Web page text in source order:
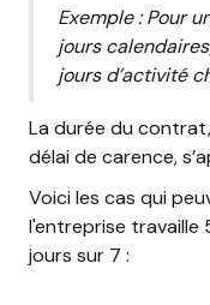
Exemple : Pour
jours
jours d’activité
La durée du
délai de carence,
Voici les cas qui
l'entreprise travaille
jours sur 7 :